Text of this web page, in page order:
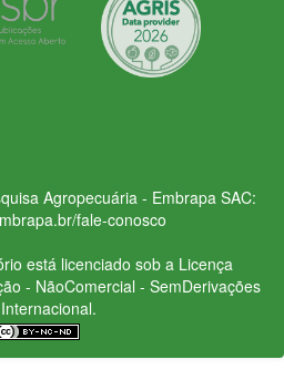
Agropecuária - Embrapa SAC:
fale-conosco
está licenciado sob a Licença
- NãoComercial - SemDerivações